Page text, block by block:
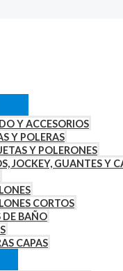
Y ACCESORIOS
Y POLERAS
Y POLERONES
JOCKEY, GUANTES Y
CORTOS
DE BAÑO
CAPAS